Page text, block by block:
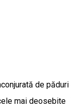
de păduri
mai deosebite